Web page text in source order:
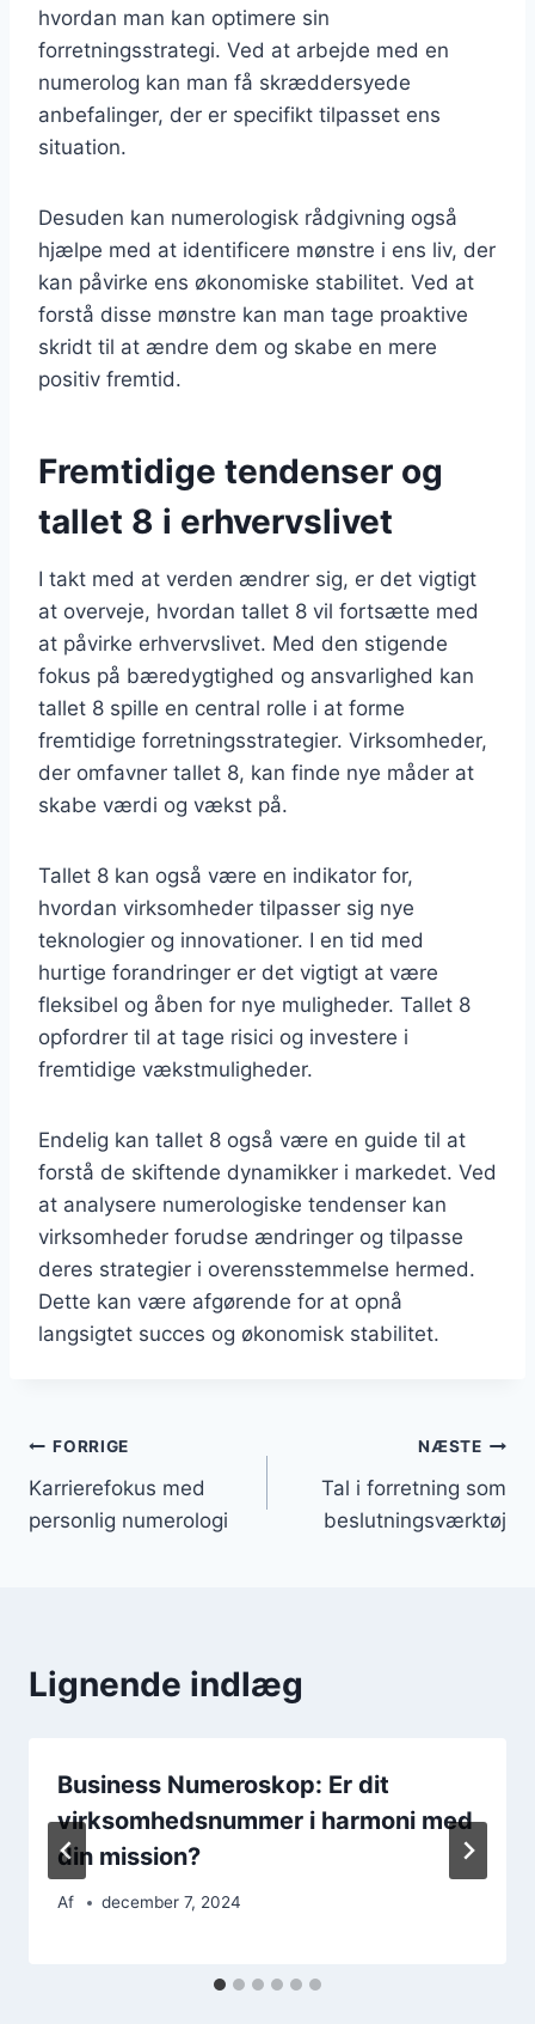
hvordan man kan optimere sin
forretningsstrategi. Ved at arbejde med en
numerolog kan man få skræddersyede
anbefalinger, der er specifikt tilpasset ens
situation.
Desuden kan numerologisk rådgivning også
hjælpe med at identificere mønstre i ens liv, der
kan påvirke ens økonomiske stabilitet. Ved at
forstå disse mønstre kan man tage proaktive
skridt til at ændre dem og skabe en mere
positiv fremtid.
Fremtidige tendenser og
tallet 8 i erhvervslivet
I takt med at verden ændrer sig, er det vigtigt
at overveje, hvordan tallet 8 vil fortsætte med
at påvirke erhvervslivet. Med den stigende
fokus på bæredygtighed og ansvarlighed kan
tallet 8 spille en central rolle i at forme
fremtidige forretningsstrategier. Virksomheder,
der omfavner tallet 8, kan finde nye måder at
skabe værdi og vækst på.
Tallet 8 kan også være en indikator for,
hvordan virksomheder tilpasser sig nye
teknologier og innovationer. I en tid med
hurtige forandringer er det vigtigt at være
fleksibel og åben for nye muligheder. Tallet 8
opfordrer til at tage risici og investere i
fremtidige vækstmuligheder.
Endelig kan tallet 8 også være en guide til at
forstå de skiftende dynamikker i markedet. Ved
at analysere numerologiske tendenser kan
virksomheder forudse ændringer og tilpasse
deres strategier i overensstemmelse hermed.
Dette kan være afgørende for at opnå
langsigtet succes og økonomisk stabilitet.
Indlægsnavigation
FORRIGE
Karrierefokus med
personlig numerologi
NÆSTE
Tal i forretning som
beslutningsværktøj
Lignende indlæg
Business Numeroskop: Er dit
virksomhedsnummer i harmoni med
din mission?
Af december 7, 2024